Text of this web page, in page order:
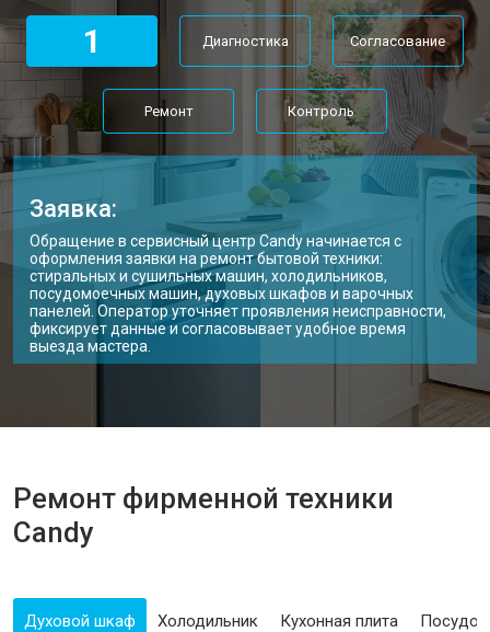
1 Диагностика Согласование
Ремонт Контроль
Заявка:
Обращение в сервисный центр Candy начинается с
оформления заявки на ремонт бытовой техники:
стиральных и сушильных машин, холодильников,
посудомоечных машин, духовых шкафов и варочных
панелей. Оператор уточняет проявления неисправности,
фиксирует данные и согласовывает удобное время
выезда мастера.
Ремонт фирменной техники
Candy
Духовой шкаф Холодильник Кухонная плита